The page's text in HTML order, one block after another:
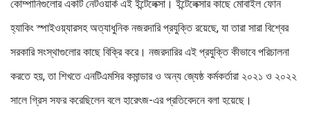
কোম্পানিগুলোর একটি নেটওয়ার্ক এই ইন্টেলেক্সা। ইন্টেলেক্সার কাছে মোবাইল ফোন
হ্যাকিং স্পাইওয়্যারসহ অত্যাধুনিক নজরদারি প্রযুক্তি রয়েছে, যা তারা সারা বিশ্বের
সরকারি সংস্থাগুলোর কাছে বিক্রি করে। নজরদারির এই প্রযুক্তি কীভাবে পরিচালনা
করতে হয়, তা শিখতে এনটিএমসির কমান্ডার ও অন্য জ্যেষ্ঠ কর্মকর্তারা ২০২১ ও ২০২২
সালে গ্রিস সফর করেছিলেন বলে হারেৎজ-এর প্রতিবেদনে বলা হয়েছে।